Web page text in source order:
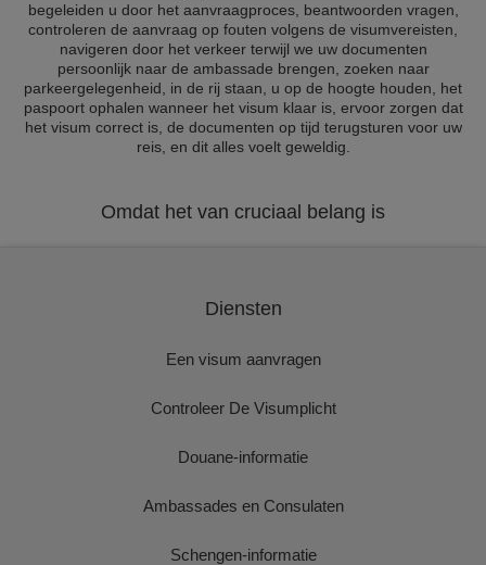
begeleiden u door het aanvraagproces, beantwoorden vragen,
controleren de aanvraag op fouten volgens de visumvereisten,
navigeren door het verkeer terwijl we uw documenten
persoonlijk naar de ambassade brengen, zoeken naar
parkeergelegenheid, in de rij staan, u op de hoogte houden, het
paspoort ophalen wanneer het visum klaar is, ervoor zorgen dat
het visum correct is, de documenten op tijd terugsturen voor uw
reis, en dit alles voelt geweldig.
Omdat het van cruciaal belang is
Diensten
Een visum aanvragen
Controleer De Visumplicht
Douane-informatie
Ambassades en Consulaten
Schengen-informatie